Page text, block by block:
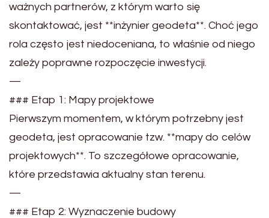
ważnych partnerów, z którym warto się
skontaktować, jest **inżynier geodeta**. Choć jego
rola często jest niedoceniana, to właśnie od niego
zależy poprawne rozpoczęcie inwestycji.
—
### Etap 1: Mapy projektowe
Pierwszym momentem, w którym potrzebny jest
geodeta, jest opracowanie tzw. **mapy do celów
projektowych**. To szczegółowe opracowanie,
które przedstawia aktualny stan terenu.
—
### Etap 2: Wyznaczenie budowy